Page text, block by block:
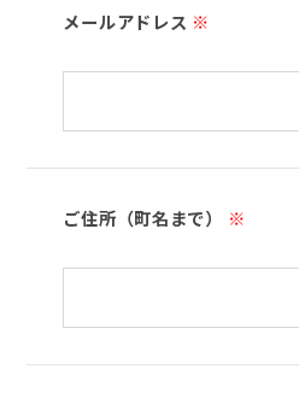
メールアドレス ※
ご住所（町名まで） ※